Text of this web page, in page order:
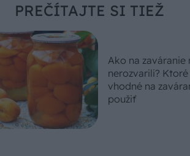
PREČÍTAJTE SI TIEŽ
Ako na zaváranie
nerozvarili?
vhodné na
použiť